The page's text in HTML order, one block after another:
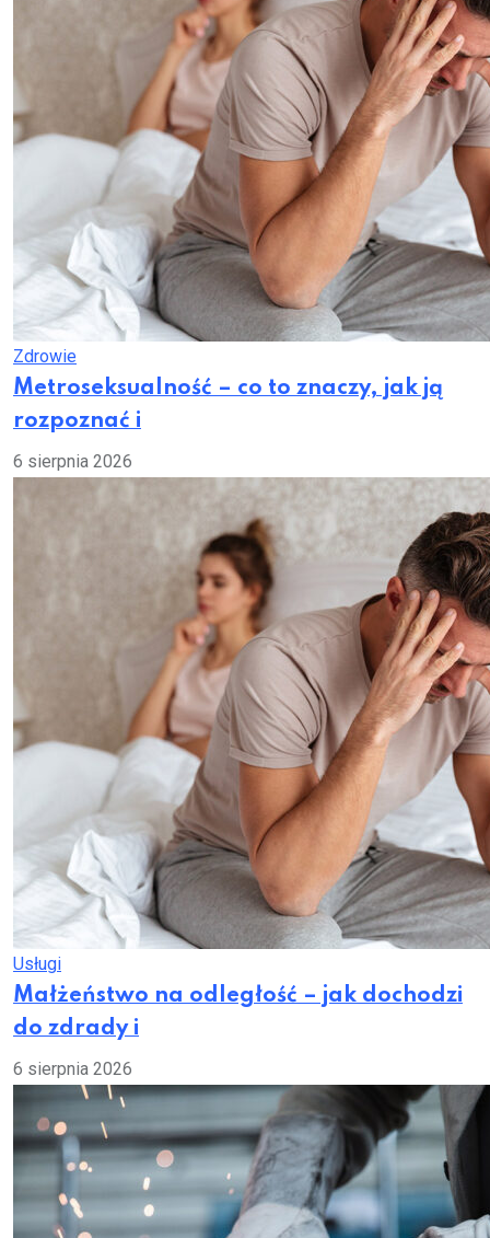
Zdrowie
Metroseksualność – co to znaczy, jak ją
rozpoznać i
6 sierpnia 2026
Usługi
Małżeństwo na odległość – jak dochodzi
do zdrady i
6 sierpnia 2026